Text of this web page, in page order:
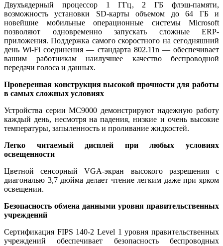
Двухъядерный процессор 1 ГГц, 2 ГБ флэш-памяти,
возможность установки SD-карты объемом до 64 ГБ и
новейшие мобильные операционные системы Microsoft
позволяют одновременно запускать сложные ERP-
приложения.Поддержка самого скоростного на сегодняшний
день Wi-Fi соединения — стандарта 802.11n — обеспечивает
вашим работникам наилучшее качество беспроводной
передачи голоса и данных.
Проверенная конструкция высокой прочности для работы
в самых сложных условиях
Устройства серии MC9000 демонстрируют надежную работу
каждый день, несмотря на падения, низкие и очень высокие
температуры, запыленность и проливание жидкостей.
Легко читаемый дисплей при любых условиях
освещенности
Цветной сенсорный VGA-экран высокого разрешения с
диагональю 3,7 дюйма делает чтение легким даже при ярком
освещении.
Безопасность обмена данными уровня правительственных
учреждений
Сертификация FIPS 140-2 Level 1 уровня правительственных
учреждений обеспечивает безопасность беспроводных